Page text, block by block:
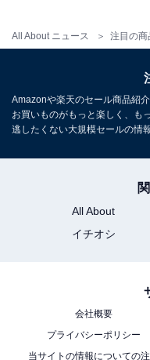
All About ニュース 注目の商
Amazonや楽天のセール商品紹
お買いものがもっと楽しく、も
逃したくない大規模セールの情
All About
イチオシ
会社概要
プライバシーポリシー
当サイトの情報についての